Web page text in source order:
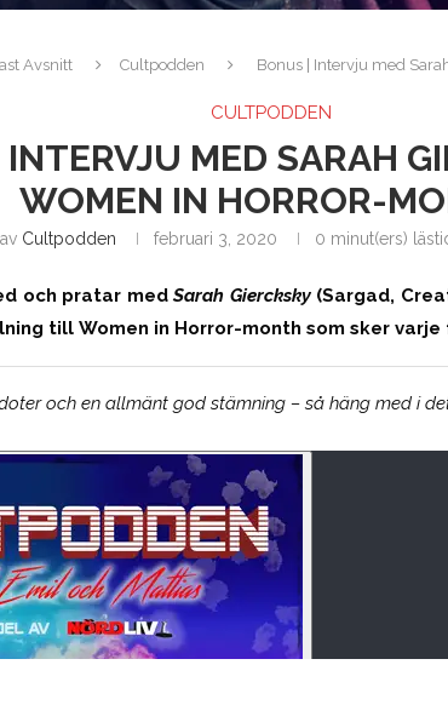
Avsnitt Cultpodden Bonus | Intervju med
CULTPODDEN
MED SARAH
WOMEN IN HORROR-
av Cultpodden februari 3, 2020 0 minut(ers)
och pratar medSarah Giercksky(Sargad,
till Women in Horror-month som sker varje
och en allmänt god stämning – så häng med i